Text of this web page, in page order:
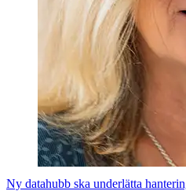
Ny datahubb ska underlätta